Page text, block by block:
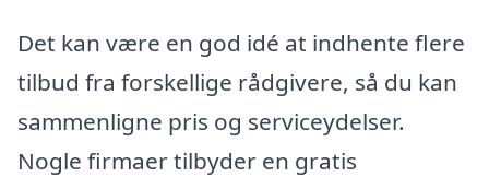
Det kan være en god idé at indhente flere
tilbud fra forskellige rådgivere, så du kan
sammenligne pris og serviceydelser.
Nogle firmaer tilbyder en gratis